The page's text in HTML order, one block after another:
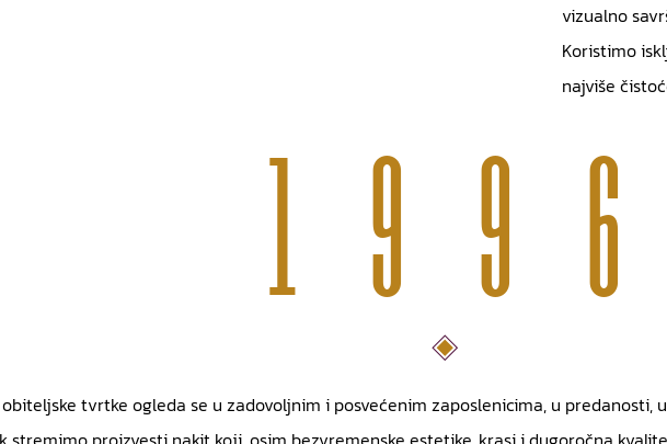
vizualno
Koristimo
najviše
1996
obiteljske tvrtke ogleda se u zadovoljnim i posvećenim zaposlenicima, u